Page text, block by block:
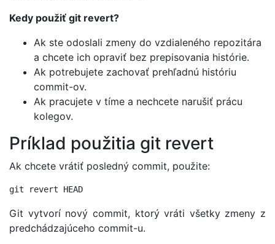
Kedy použiť git revert?
Ak ste odoslali zmeny do vzdialeného repozitára
a chcete ich opraviť bez prepisovania histórie.
Ak potrebujete zachovať prehľadnú históriu
commit-ov.
Ak pracujete v tíme a nechcete narušiť prácu
kolegov.
Príklad použitia git revert
Ak chcete vrátiť posledný commit, použite:
Git vytvorí nový commit, ktorý vráti všetky zmeny z
predchádzajúceho commit-u.